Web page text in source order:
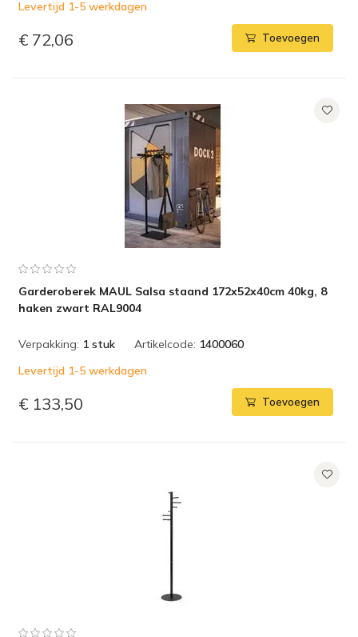
Levertijd 1-5 werkdagen
€ 72,06 Toevoegen
Garderoberek MAUL Salsa staand 172x52x40cm 40kg, 8
haken zwart RAL9004
Verpakking: 1 stuk Artikelcode: 1400060
Levertijd 1-5 werkdagen
€ 133,50 Toevoegen